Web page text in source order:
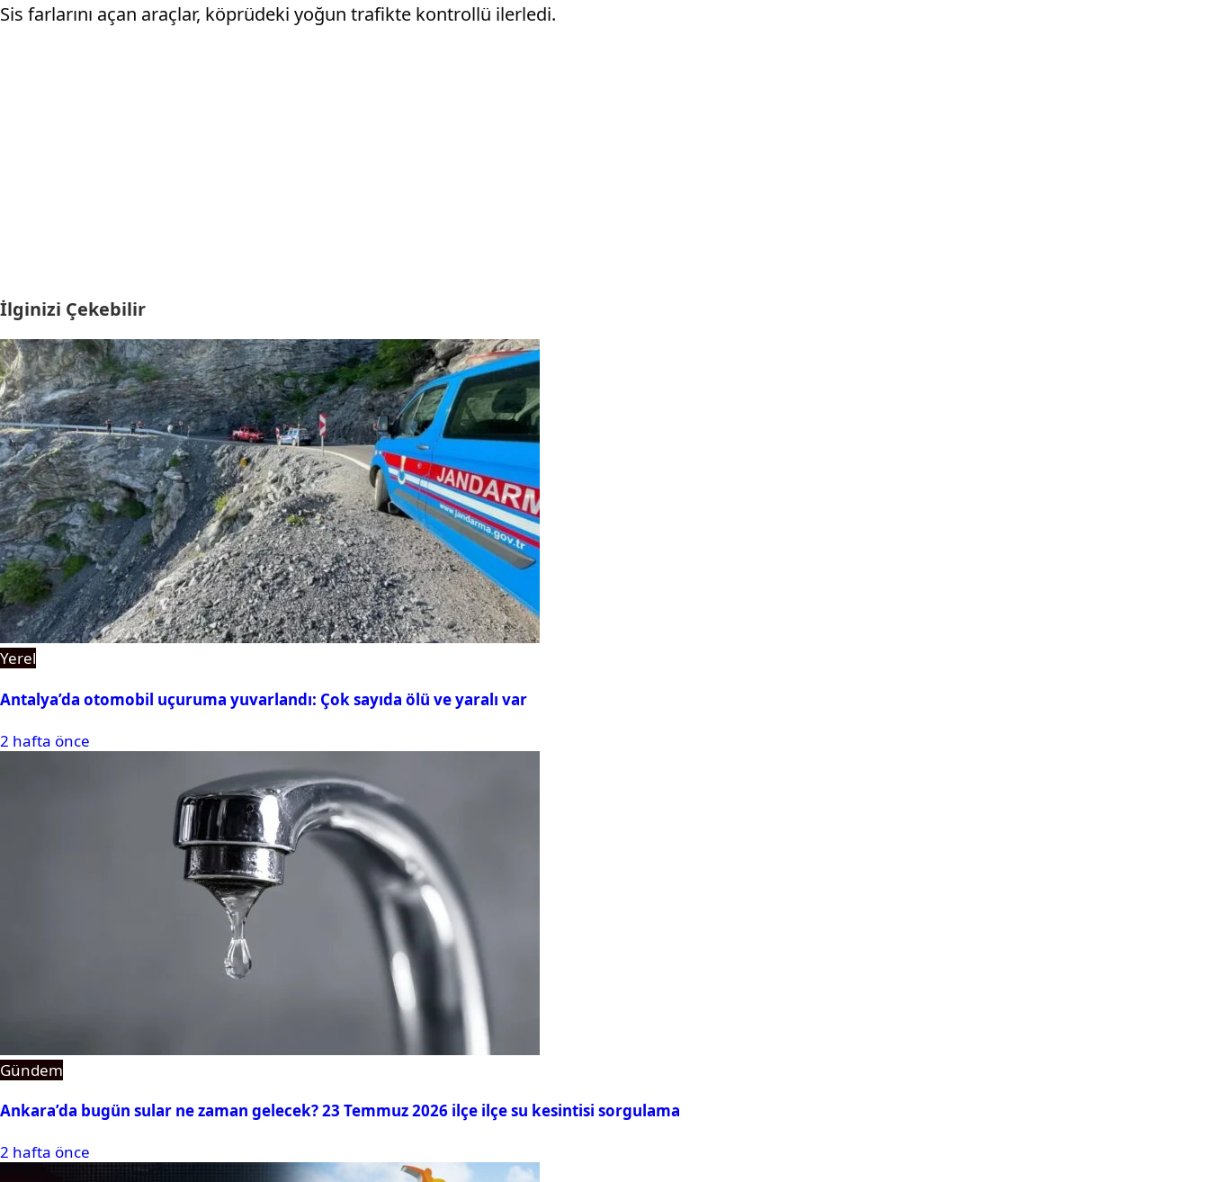
Sis farlarını açan araçlar, köprüdeki yoğun trafikte kontrollü ilerledi.
İlginizi Çekebilir
Yerel
Antalya’da otomobil uçuruma yuvarlandı: Çok sayıda ölü ve yaralı var
2 hafta önce
Gündem
Ankara’da bugün sular ne zaman gelecek? 23 Temmuz 2026 ilçe ilçe su kesintisi sorgulama
2 hafta önce